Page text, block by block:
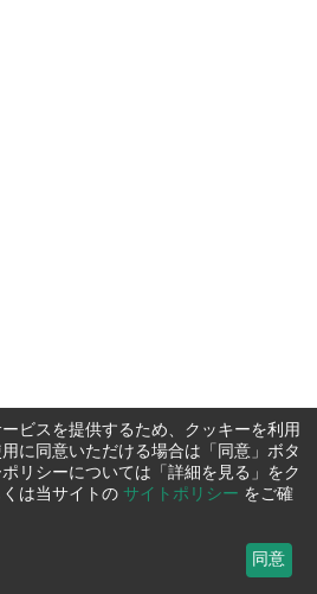
ビスを提供するため、クッキーを利用
に同意いただける場合は「同意」ボタ
リシーについては「詳細を見る」をク
は当サイトの サイトポリシー をご確
同意